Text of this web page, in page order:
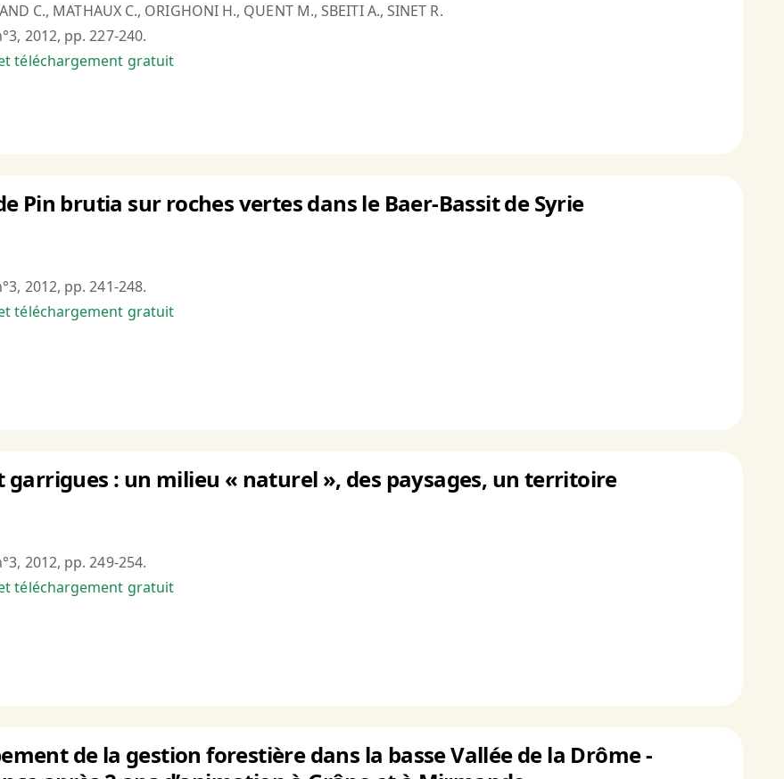
C., MATHAUX C., ORIGHONI H., QUENT M., SBEITI A., SINET R.
2012, pp. 227-240.
téléchargement gratuit
Pin brutia sur roches vertes dans le Baer-Bassit de Syrie
2012, pp. 241-248.
téléchargement gratuit
garrigues : un milieu « naturel », des paysages, un territoire
2012, pp. 249-254.
téléchargement gratuit
de la gestion forestière dans la basse Vallée de la Drôme -